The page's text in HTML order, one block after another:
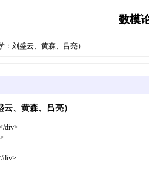
数模
刘盛云、黄森、吕亮）
、黄森、吕亮）
div>
div>